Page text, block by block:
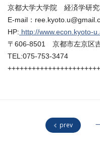
京都大学大学院 経済学研究
E-mail：
HP: http://www.econ.kyoto-
〒606-8501 京都市左京区
TEL:075-753-3474
prev